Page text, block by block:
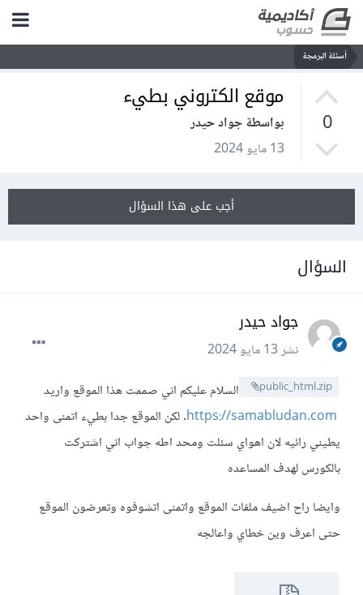
أسئلة البرمجة
0
موقع الكتروني بطيء
بواسطة جواد حيدر
13 مايو 2024
أجب على هذا السؤال
السؤال
جواد حيدر
نشر13 مايو 2024
public_html.zip
السلام عليكم اني صممت هذا الموقع واريد
https://samabludan.com. لكن الموقع جدا بطيء اتمنى واحد
يطيني رائيه لان اهواي سئلت ومحد اطه جواب اني اشتركت
بالكورس لهدف المساعده
وايضا راح اضيف ملفات الموقع واتمنى اتشوفوه وتعرضون الموقع
حتى اعرف وين خطاي واعالجه